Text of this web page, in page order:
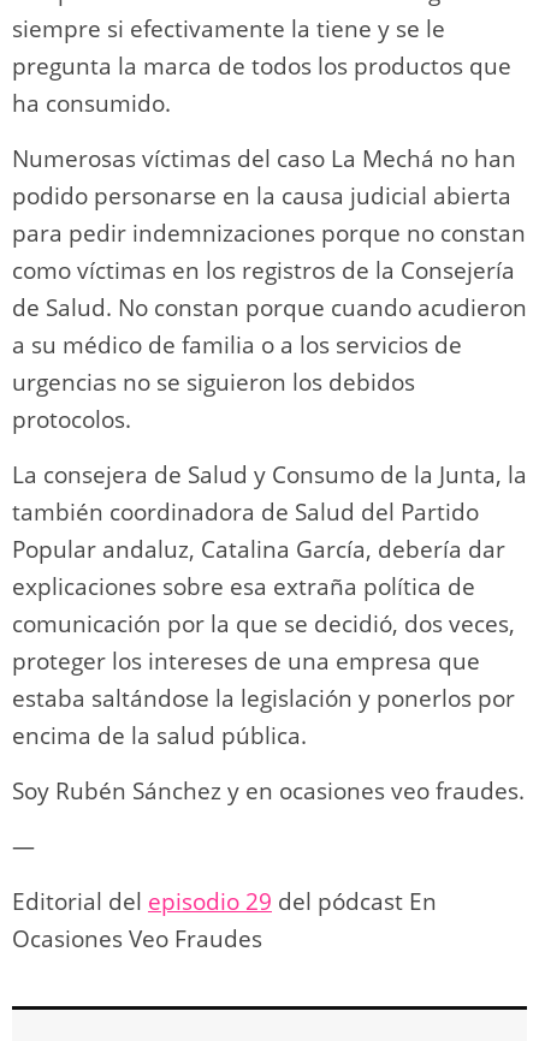
siempre si efectivamente la tiene y se le
pregunta la marca de todos los productos que
ha consumido.
Numerosas víctimas del caso La Mechá no han
podido personarse en la causa judicial abierta
para pedir indemnizaciones porque no constan
como víctimas en los registros de la Consejería
de Salud. No constan porque cuando acudieron
a su médico de familia o a los servicios de
urgencias no se siguieron los debidos
protocolos.
La consejera de Salud y Consumo de la Junta, la
también coordinadora de Salud del Partido
Popular andaluz, Catalina García, debería dar
explicaciones sobre esa extraña política de
comunicación por la que se decidió, dos veces,
proteger los intereses de una empresa que
estaba saltándose la legislación y ponerlos por
encima de la salud pública.
Soy Rubén Sánchez y en ocasiones veo fraudes.
—
Editorial del episodio 29 del pódcast En
Ocasiones Veo Fraudes